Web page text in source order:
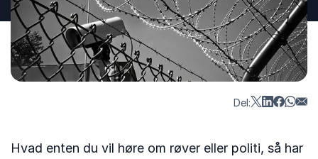
Del:
Hvad enten du vil høre om røver eller politi, så har